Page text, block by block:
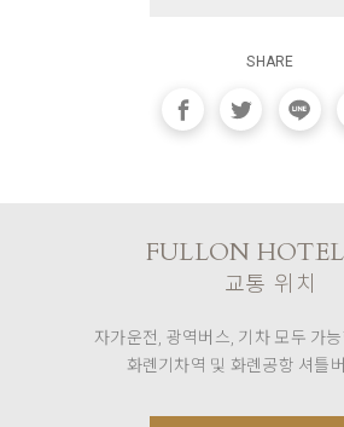
SHARE
FULLON HOTEL
교통 위치
자가운전, 광역버스, 기차 모두 가
화롄기차역 및 화롄공항 셔틀